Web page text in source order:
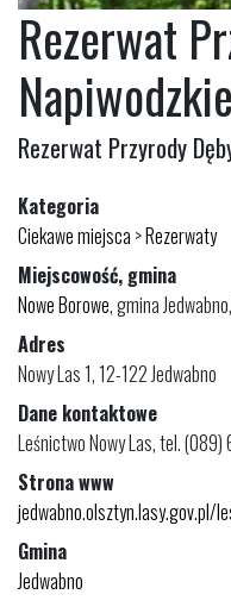
Rezerwat
Napiwodzkie
Rezerwat Przyrody
Kategoria
Ciekawe miejsca >Rezerwaty
Miejscowość, gmina
Nowe Borowe, gmina
Adres
Nowy Las 1, 12-122 Jedwabno
Dane kontaktowe
Leśnictwo Nowy Las, tel.
Strona www
jedwabno.olsztyn.lasy.gov.pl/
Gmina
Jedwabno